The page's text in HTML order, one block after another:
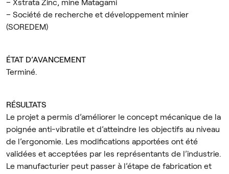
– Xstrata Zinc, mine Matagami
– Société de recherche et développement minier
(SOREDEM)
ÉTAT D’AVANCEMENT
Terminé.
RÉSULTATS
Le projet a permis d’améliorer le concept mécanique de la
poignée anti-vibratile et d’atteindre les objectifs au niveau
de l’ergonomie. Les modifications apportées ont été
validées et acceptées par les représentants de l’industrie.
Le manufacturier peut passer à l’étape de fabrication et